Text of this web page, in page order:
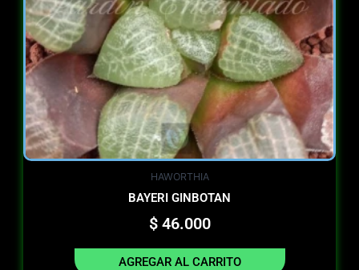
HAWORTHIA
BAYERI GINBOTAN
$46.000
AGREGAR AL CARRITO